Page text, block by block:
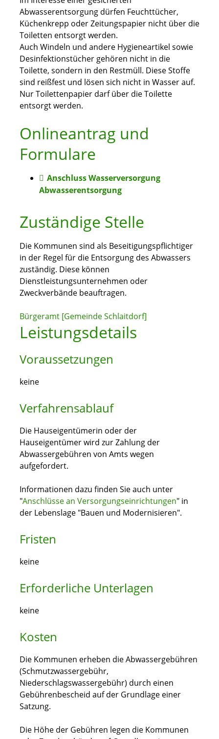
Abwasserentsorgung dürfen Feuchttücher,
Küchenkrepp oder Zeitungspapier nicht über die
Toiletten entsorgt werden.
Auch Windeln und andere Hygieneartikel sowie
Desinfektionstücher gehören nicht in die
Toilette, sondern in den Restmüll. Diese Stoffe
sind reißfest und lösen sich nicht in Wasser auf.
Nur Toilettenpapier darf über die Toilette
entsorgt werden.
Onlineantrag und
Formulare
Anschluss Wasserversorgung
Abwasserentsorgung
Zuständige Stelle
Die Kommunen sind als Beseitigungspflichtiger
in der Regel für die Entsorgung des Abwassers
zuständig. Diese können
Dienstleistungsunternehmen oder
Zweckverbände beauftragen.
Bürgeramt [Gemeinde Schlaitdorf]
Leistungsdetails
Voraussetzungen
keine
Verfahrensablauf
Die Hauseigentümerin oder der
Hauseigentümer wird zur Zahlung der
Abwassergebühren von Amts wegen
aufgefordert.
Informationen dazu finden Sie auch unter
"Anschlüsse an Versorgungseinrichtungen" in
der Lebenslage "Bauen und Modernisieren".
Fristen
keine
Erforderliche Unterlagen
keine
Kosten
Die Kommunen erheben die Abwassergebühren
(Schmutzwassergebühr,
Niederschlagswassergebühr) durch einen
Gebührenbescheid auf der Grundlage einer
Satzung.
Die Höhe der Gebühren legen die Kommunen